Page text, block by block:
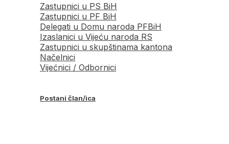
Zastupnici u PS BiH
Zastupnici u PF BiH
Delegati u Domu naroda PFBiH
Izaslanici u Vijeću naroda RS
Zastupnici u skupštinama kantona
Načelnici
Vijećnici / Odbornici
Postani član/ica